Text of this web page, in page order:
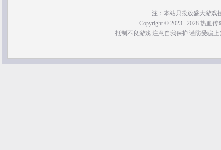
注：本站只投放盛大游戏
Copyright © 2023 - 2028 热血传
抵制不良游戏 注意自我保护 谨防受骗